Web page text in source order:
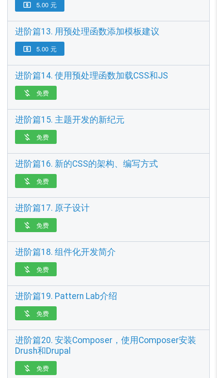
 5.00 元
进阶篇13. 用预处理函数添加模板建议
 5.00 元
进阶篇14. 使用预处理函数加载CSS和JS
 免费
进阶篇15. 主题开发的新纪元
 免费
进阶篇16. 新的CSS的架构、编写方式
 免费
进阶篇17. 原子设计
 免费
进阶篇18. 组件化开发简介
 免费
进阶篇19. Pattern Lab介绍
 免费
进阶篇20. 安装Composer，使用Composer安装
Drush和Drupal
 免费